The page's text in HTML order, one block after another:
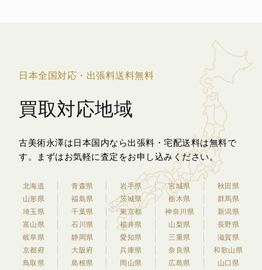
日本全国対応・出張料送料無料
買取対応地域
古美術永澤は日本国内なら出張料・宅配送料は無料で
す。
まずはお気軽に査定をお申し込みください。
北海道 青森県 岩手県 宮城県
秋田県
山形県
福島県 茨城県 栃木県
群馬県
埼玉県
千葉県 東京都 神奈川県
新潟県
富山県
石川県 福井県 山梨県
長野県
岐阜県
静岡県 愛知県 三重県
滋賀県
京都府
大阪府 兵庫県 奈良県
和歌山県
鳥取県
島根県 岡山県 広島県
山口県